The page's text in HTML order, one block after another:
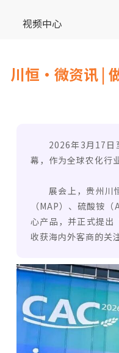
视频中心
川恒·微资讯 |
2026年3月17日
幕，作为全球农化行
展会上，贵州川
（MAP）、硫酸铵
心产品，并正式提
收获海内外客商的关